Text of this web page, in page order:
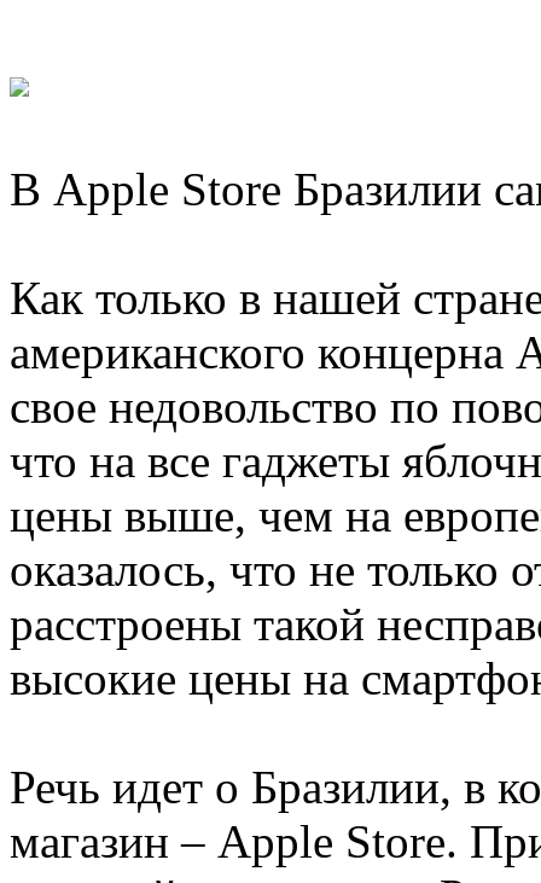
В Apple Store Бразилии
Как только в нашей
американского концерна
свое недовольство по
что на все гаджеты
цены выше, чем на
оказалось, что не только
расстроены такой
высокие цены на
Речь идет о Бразилии, в
магазин – Apple Store.